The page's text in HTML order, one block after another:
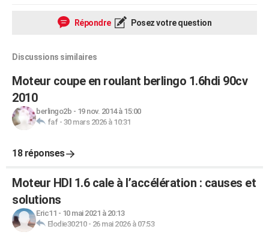
Répondre Posez votre question
Discussions similaires
Moteur coupe en roulant berlingo 1.6hdi 90cv
2010
berlingo2b - 19 nov. 2014 à 15:00
faf- 30 mars 2026 à 10:31
18 réponses
Moteur HDI 1.6 cale à l’accélération : causes et
solutions
Eric11 - 10 mai 2021 à 20:13
Elodie30210- 26 mai 2026 à 07:53